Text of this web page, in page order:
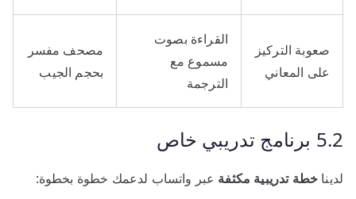
صعوبة التركيز
على المعاني
القراءة بصوت
مسموع مع
الترجمة
مصحف مفسر
بحجم الجيب
5.2 برنامج تدريبي خاص
لدينا خطة تدريبية مكثفة عبر واتساب لدعمك خطوة بخطوة: